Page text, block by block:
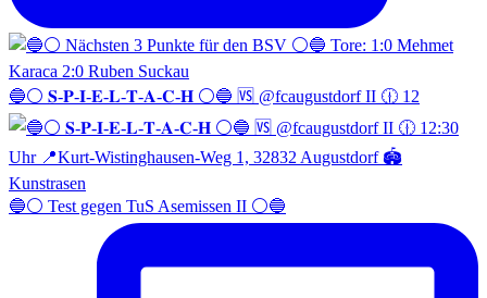
🔵⚪️ 𝐒-𝐏-𝐈-𝐄-𝐋-𝐓-𝐀-𝐂-𝐇 ⚪️🔵 🆚 @fcaugustdorf II 🕧 12
🔵⚪️ Test gegen TuS Asemissen II ⚪️🔵